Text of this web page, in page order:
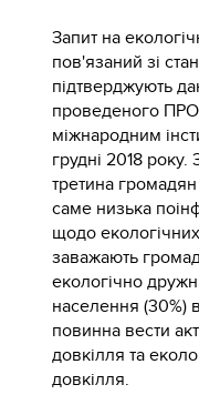
Запит на
пов'язаний зі
підтверджують
проведеного
міжнародним
грудні 2018 року.
третина
саме низька
щодо
заважають
екологічно
населення
повинна вести
довкілля та
довкілля.